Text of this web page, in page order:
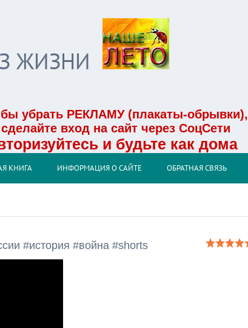
ЖИЗНИ
убрать РЕКЛАМУ (плакаты-обрывки),
вход на сайт через СоцСети
и будьте как дома
КНИГА ИНФОРМАЦИЯ О САЙТЕ ОБРАТНАЯ СВЯЗЬ
#история #война #shorts